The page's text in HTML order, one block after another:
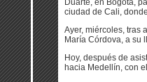
Duarte, en Bogotá,
ciudad de Cali,
Ayer, miércoles, tras
María Córdova, a su
Hoy, después de
hacia Medellín, con